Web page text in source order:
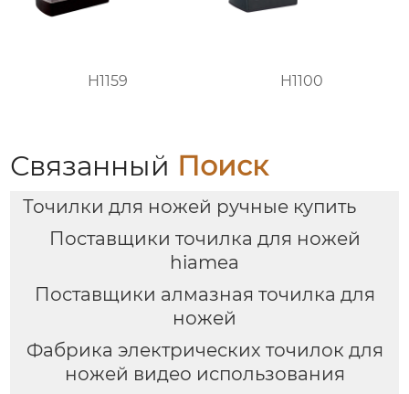
H1159 H1100
Связанный Поиск
Точилки для ножей ручные купить
Поставщики точилка для ножей
hiamea
Поставщики алмазная точилка для
ножей
Фабрика электрических точилок для
ножей видео использования